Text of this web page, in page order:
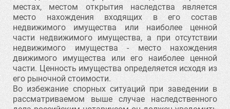
местах, местом открытия наследства является
место нахождения входящих в его состав
недвижимого имущества или наиболее ценной
части недвижимого имущества, а при отсутствии
недвижимого имущества - место нахождения
движимого имущества или его наиболее ценной
части. Ценность имущества определяется исходя из
его рыночной стоимости.
Во избежание спорных ситуаций при заведении в
рассматриваемом выше случае наследственного